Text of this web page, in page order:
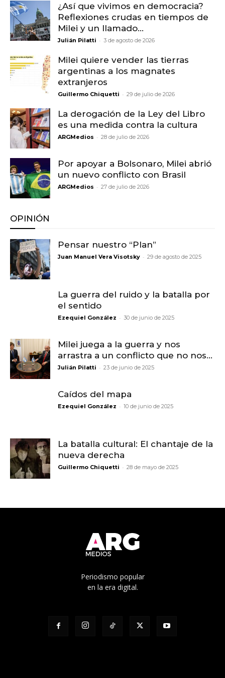
¿Así que vivimos en democracia?
Reflexiones crudas en tiempos de
Milei y un llamado...
Julián Pilatti - 3 de agosto de 2026
Milei quiere vender las tierras
argentinas a los magnates
extranjeros
Guillermo Chiquetti - 29 de julio de 2026
La derogación de la Ley del Libro
es una medida contra la cultura
ARGMedios - 28 de julio de 2026
Por apoyar a Bolsonaro, Milei abrió
un nuevo conflicto con Brasil
ARGMedios - 27 de julio de 2026
OPINIÓN
Pensar nuestro “Plan”
Juan Manuel Vera Visotsky - 29 de agosto de 2025
La guerra del ruido y la batalla por
el sentido
Ezequiel González - 30 de junio de 2025
Milei juega a la guerra y nos
arrastra a un conflicto que no nos...
Julián Pilatti - 23 de junio de 2025
Caídos del mapa
Ezequiel González - 10 de junio de 2025
La batalla cultural: El chantaje de la
nueva derecha
Guillermo Chiquetti - 28 de mayo de 2025
Periodismo popular
en la era digital.